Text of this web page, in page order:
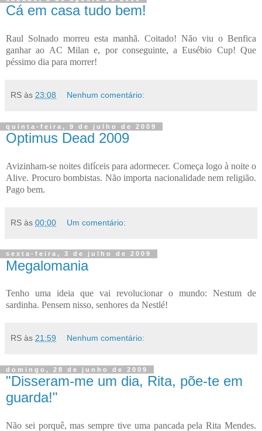
Cá em casa tudo bem!
Raul Solnado morreu esta manhã. Coitado! Não viu o Benfica
ganhar ao AC Milan e, por conseguinte, a Eusébio Cup! Que
péssimo dia para morrer!
RS às 23:08 Nenhum comentário:
quinta-feira, 9 de julho de 2009
Optimus Dead 2009
Avizinham-se noites difíceis para adormecer. Começa logo à noite o
Alive. Procuro bombistas. Não importa nacionalidade nem religião.
Pago bem.
RS às 00:00 Um comentário:
sexta-feira, 3 de julho de 2009
Megalomania
Tenho uma ideia que vai revolucionar o mundo: Nestum de
sardinha. Pensem nisso, senhores da Nestlé!
RS às 21:59 Nenhum comentário:
domingo, 28 de junho de 2009
"Disseram-me um dia, Rita, põe-te em
guarda!"
Não sei porquê, mas sempre tive uma pancada pela Rita Mendes.